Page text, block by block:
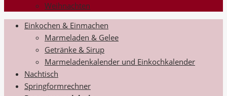
Weihnachten
Einkochen & Einmachen
Marmeladen & Gelee
Getränke & Sirup
Marmeladenkalender und Einkochkalender
Nachtisch
Springformrechner